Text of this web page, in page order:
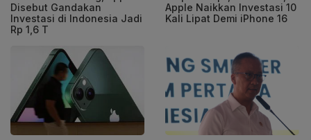
Disebut Gandakan
Investasi di Indonesia Jadi
Rp 1,6 T
Apple Naikkan Investasi 10
Kali Lipat Demi iPhone 16